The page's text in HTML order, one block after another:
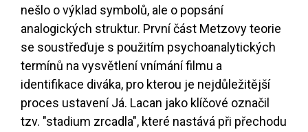
nešlo o výklad symbolů, ale o popsání
analogických struktur. První část Metzovy teorie
se soustřeďuje s použitím psychoanalytických
termínů na vysvětlení vnímání filmu a
identifikace diváka, pro kterou je nejdůležitější
proces ustavení Já. Lacan jako klíčové označil
tzv. "stadium zrcadla", které nastává při přechodu